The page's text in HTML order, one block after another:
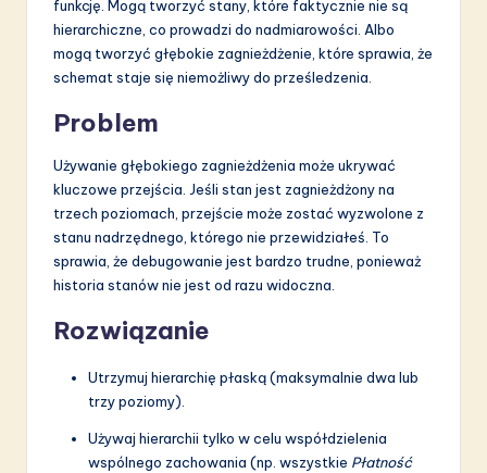
funkcję. Mogą tworzyć stany, które faktycznie nie są
hierarchiczne, co prowadzi do nadmiarowości. Albo
mogą tworzyć głębokie zagnieżdżenie, które sprawia, że
schemat staje się niemożliwy do prześledzenia.
Problem
Używanie głębokiego zagnieżdżenia może ukrywać
kluczowe przejścia. Jeśli stan jest zagnieżdżony na
trzech poziomach, przejście może zostać wyzwolone z
stanu nadrzędnego, którego nie przewidziałeś. To
sprawia, że debugowanie jest bardzo trudne, ponieważ
historia stanów nie jest od razu widoczna.
Rozwiązanie
Utrzymuj hierarchię płaską (maksymalnie dwa lub
trzy poziomy).
Używaj hierarchii tylko w celu współdzielenia
wspólnego zachowania (np. wszystkie Płatność